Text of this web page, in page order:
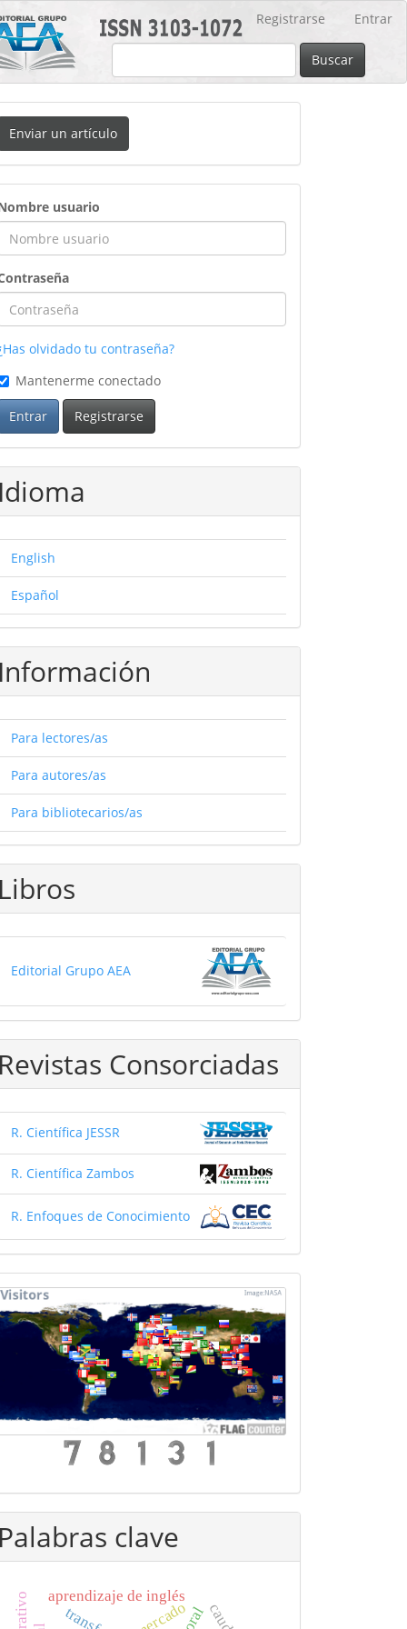
Registrarse Entrar
Buscar
Enviar un artículo
usuario
olvidado tu contraseña?
Mantenerme conectado
Entrar Registrarse
Idioma
English
Español
Información
Para lectores/as
Para autores/as
Para bibliotecarios/as
Libros
Editorial Grupo AEA
Revistas Consorciadas
R. Científica JESSR
R. Científica Zambos
R. Enfoques de Conocimiento
Palabras clave
aprendizaje de inglés
mercado